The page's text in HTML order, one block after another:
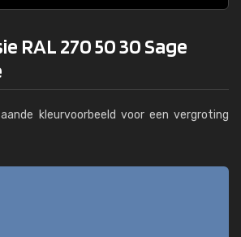
RAL 270 50 30 Sage
kleurvoorbeeld voor een vergroting